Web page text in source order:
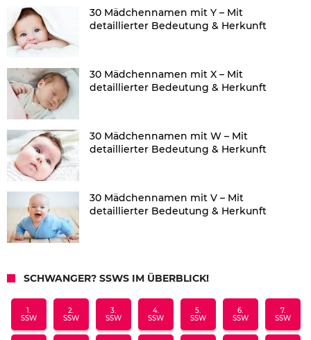
30 Mädchennamen mit Y – Mit
detaillierter Bedeutung & Herkunft
30 Mädchennamen mit X – Mit
detaillierter Bedeutung & Herkunft
30 Mädchennamen mit W – Mit
detaillierter Bedeutung & Herkunft
30 Mädchennamen mit V – Mit
detaillierter Bedeutung & Herkunft
SCHWANGER? SSWS IM ÜBERBLICK!
1.
SSW
2.
SSW
3.
SSW
4.
SSW
5.
SSW
6.
SSW
7.
SSW